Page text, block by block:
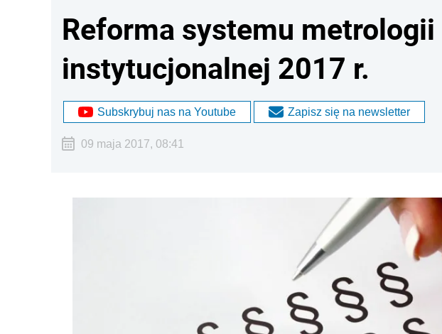
Reforma systemu metrologii
instytucjonalnej 2017 r.
Subskrybuj nas na Youtube Zapisz się na newsletter
09 maja 2017, 08:41